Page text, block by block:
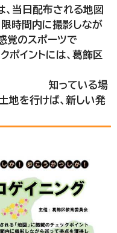
、当日配布される地図
限時間内に撮影しなが
覚のスポーツで
には、葛飾区
いる場
地を行けば、新しい発